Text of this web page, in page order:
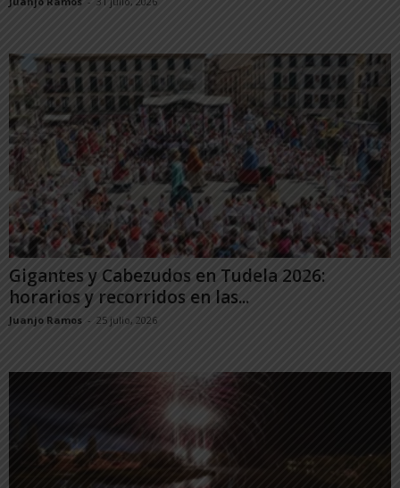
Gigantes y Cabezudos en Tudela 2026:
horarios y recorridos en las...
Juanjo Ramos - 25 julio, 2026